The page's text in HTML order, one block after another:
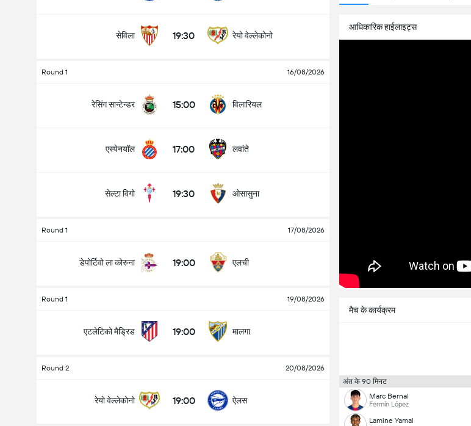
सेविला 19:30 रेयो वेल्लेकोनो
Round 1 16/08/2026
रेसिंग सान्टेन्डर 15:00 विलारियल
एस्पेनयॉल 17:00 लवांते
सेल्टा विगो 19:30 ओसासुना
Round 1 17/08/2026
डेपोर्टिवो ला कोरुना 19:00 एलची
Round 1 19/08/2026
एटलेटिको मैड्रिड 19:00 मालगा
Round 2 20/08/2026
रेयो वेल्लेकोनो 19:00 ऐलस
आधिकारिक हाईलाइट्स
मैच के कार्यक्रम
अंत के 90 मिनट
Marc Bernal
Fermín López
Lamine Yamal